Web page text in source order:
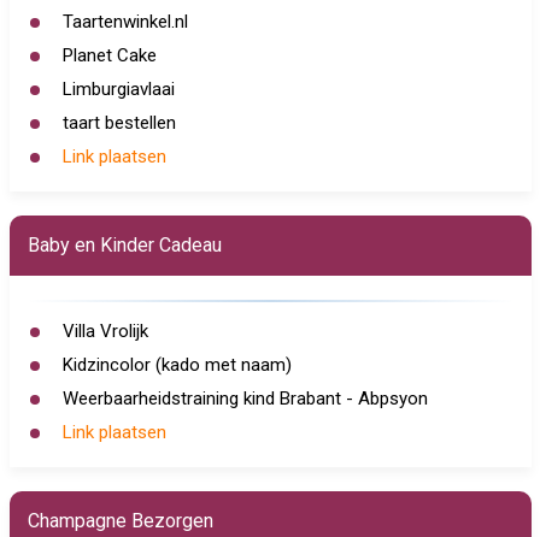
Taartenwinkel.nl
Planet Cake
Limburgiavlaai
taart bestellen
Link plaatsen
Baby en Kinder Cadeau
Villa Vrolijk
Kidzincolor (kado met naam)
Weerbaarheidstraining kind Brabant - Abpsyon
Link plaatsen
Champagne Bezorgen